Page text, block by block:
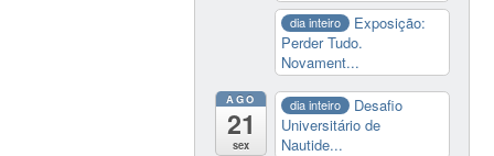
dia inteiro
Exposição:
Perder Tudo.
Novament...
AGO
21
sex
dia inteiro
Desafio
Universitário de
Nautide...